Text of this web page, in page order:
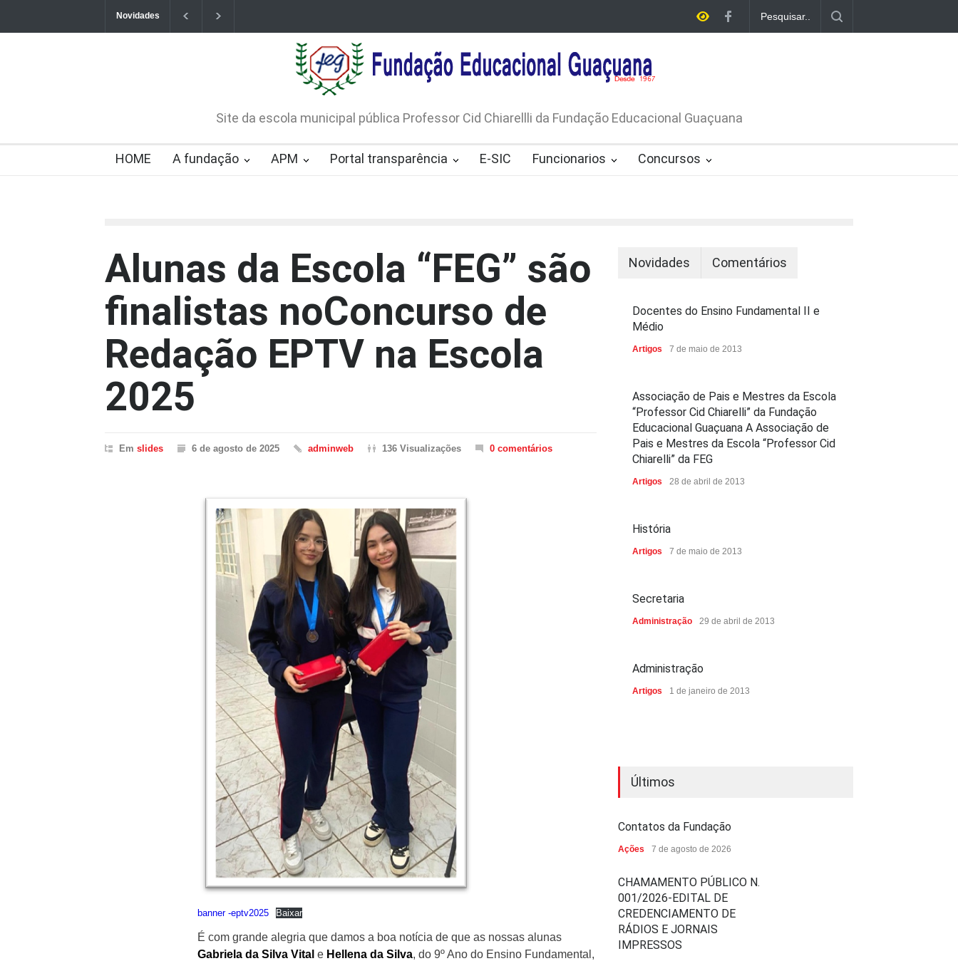
Novidades
CHAMAMENTO PÚBLICO N. 001/2026-EDITAL DE
CREDENCIAMENTO DE RÁDIOS E JORNAIS IMPRESSOS
LICITAÇÃO Nº 53/2026-PROCESSO ADMINISTRATIVO Nº
165/2026
Site da escola municipal pública Professor Cid Chiarellli da Fundação Educacional Guaçuana
HOME A fundação APM Portal transparência E-SIC Funcionarios Concursos
Alunas da Escola “FEG” são
finalistas noConcurso de
Redação EPTV na Escola
2025
Em slides 6 de agosto de 2025 adminweb 136 Visualizações 0 comentários
banner -eptv2025 Baixar
É com grande alegria que damos a boa notícia de que as nossas alunas
Gabriela da Silva Vital e Hellena da Silva, do 9º Ano do Ensino Fundamental,
Novidades Comentários
Docentes do Ensino Fundamental II e
Médio
Artigos 7 de maio de 2013
Associação de Pais e Mestres da Escola
“Professor Cid Chiarelli” da Fundação
Educacional Guaçuana A Associação de
Pais e Mestres da Escola “Professor Cid
Chiarelli” da FEG
Artigos 28 de abril de 2013
História
Artigos 7 de maio de 2013
Secretaria
Administração 29 de abril de 2013
Administração
Artigos 1 de janeiro de 2013
Últimos
Contatos da Fundação
Ações 7 de agosto de 2026
CHAMAMENTO PÚBLICO N.
001/2026-EDITAL DE
CREDENCIAMENTO DE
RÁDIOS E JORNAIS
IMPRESSOS